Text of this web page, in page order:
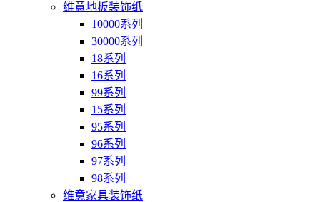
维意地板装饰纸
10000系列
30000系列
18系列
16系列
99系列
15系列
95系列
96系列
97系列
98系列
维意家具装饰纸